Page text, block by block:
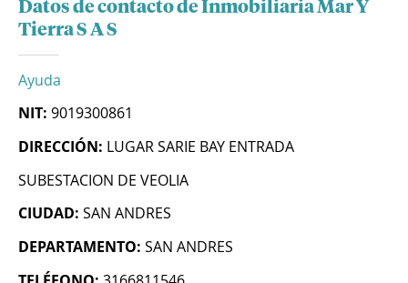
Datos de contacto de Inmobiliaria Mar Y
Tierra S A S
Ayuda
NIT: 9019300861
DIRECCIÓN: LUGAR SARIE BAY ENTRADA
SUBESTACION DE VEOLIA
CIUDAD: SAN ANDRES
DEPARTAMENTO: SAN ANDRES